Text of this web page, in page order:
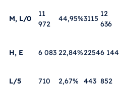
M, L/0
11
972
44,95%3115
12
636
H, E 6 083 22,84%22546 144
L/5 710 2,67% 443 852